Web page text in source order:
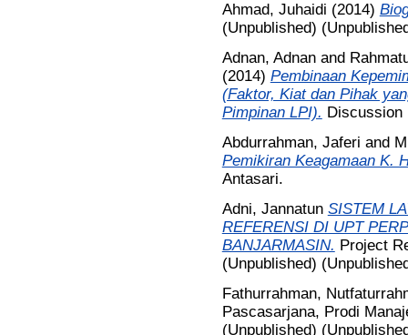
Ahmad, Juhaidi (2014)
(Unpublished)
Adnan, Adnanand
(2014) Pembinaan
(Faktor, Kiat dan Pihak
Pimpinan LPI). Discussion
Abdurrahman, Jaferi and
Pemikiran Keagamaan K.
Antasari.
Adni, Jannatun SISTEM
REFERENSI DI UPT
BANJARMASIN. Project
(Unpublished)
Fathurrahman,
Pascasarjana, Prodi
(Unpublished)